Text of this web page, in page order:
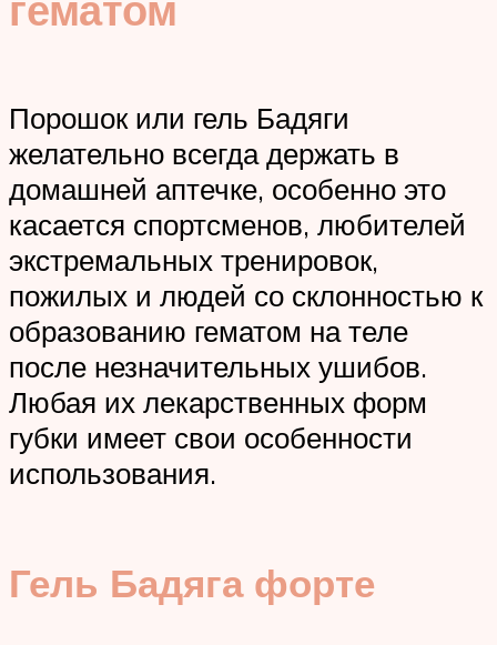
Порошок или гель Бадяги
желательно всегда держать в
домашней аптечке, особенно это
касается спортсменов, любителей
экстремальных тренировок,
пожилых и людей со склонностью к
образованию гематом на теле
после незначительных ушибов.
Любая их лекарственных форм
губки имеет свои особенности
использования.
Гель Бадяга форте